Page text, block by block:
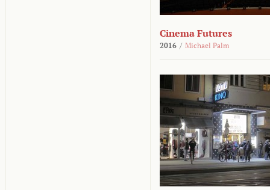
Cinema Futures
2016 / Michael Palm